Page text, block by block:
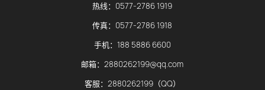
热线： 0577-2786 1919
传真： 0577-2786 1918
手机： 188 5886 6600
邮箱：2880262199@qq.com
客服： 2880262199（QQ）